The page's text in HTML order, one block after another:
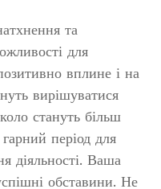
та
для
вплине і на
вирішуватися
стануть більш
період для
діяльності. Ваша
обставини. Не